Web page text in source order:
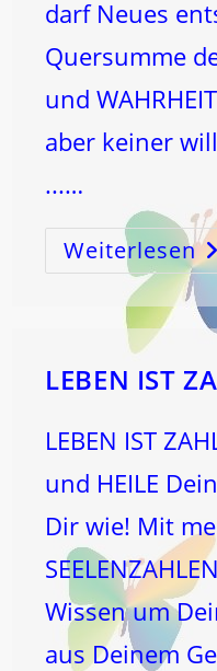
darf Neues
Quersumme
und
aber keiner
...…
Weiterlesen16:
LEBEN IST
LEBEN IST
und HEILE
Dir wie! Mit
Wissen um
aus Deinem